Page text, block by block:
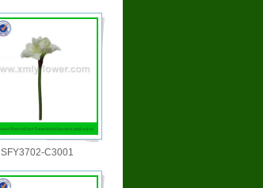
SFY3702-C3001